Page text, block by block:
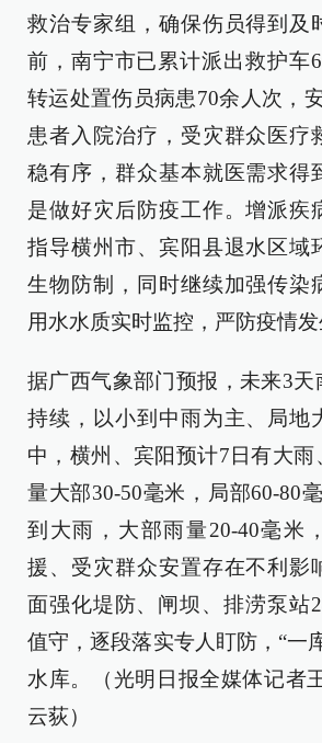
救治专家组，确保伤员得到及
前，南宁市已累计派出救护车
转运处置伤员病患70余人次，
患者入院治疗，受灾群众医疗
稳有序，群众基本就医需求得
是做好灾后防疫工作。增派疾
指导横州市、宾阳县退水区域
生物防制，同时继续加强传染
用水水质实时监控，严防疫情发
据广西气象部门预报，未来3
持续，以小到中雨为主、局地
中，横州、宾阳预计7日有大雨
量大部30-50毫米，局部60-80
到大雨，大部雨量20-40毫米
援、受灾群众安置存在不利影
面强化堤防、闸坝、排涝泵站
值守，逐段落实专人盯防，“一
水库。（光明日报全媒体记者
云荻）